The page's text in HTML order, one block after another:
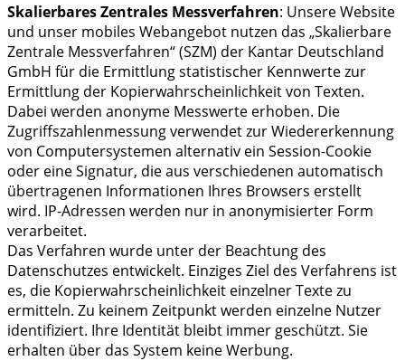
Skalierbares Zentrales Messverfahren: Unsere Website
und unser mobiles Webangebot nutzen das „Skalierbare
Zentrale Messverfahren“ (SZM) der Kantar Deutschland
GmbH für die Ermittlung statistischer Kennwerte zur
Ermittlung der Kopierwahrscheinlichkeit von Texten.
Dabei werden anonyme Messwerte erhoben. Die
Zugriffszahlenmessung verwendet zur Wiedererkennung
von Computersystemen alternativ ein Session-Cookie
oder eine Signatur, die aus verschiedenen automatisch
übertragenen Informationen Ihres Browsers erstellt
wird. IP-Adressen werden nur in anonymisierter Form
verarbeitet.
Das Verfahren wurde unter der Beachtung des
Datenschutzes entwickelt. Einziges Ziel des Verfahrens ist
es, die Kopierwahrscheinlichkeit einzelner Texte zu
ermitteln. Zu keinem Zeitpunkt werden einzelne Nutzer
identifiziert. Ihre Identität bleibt immer geschützt. Sie
erhalten über das System keine Werbung.